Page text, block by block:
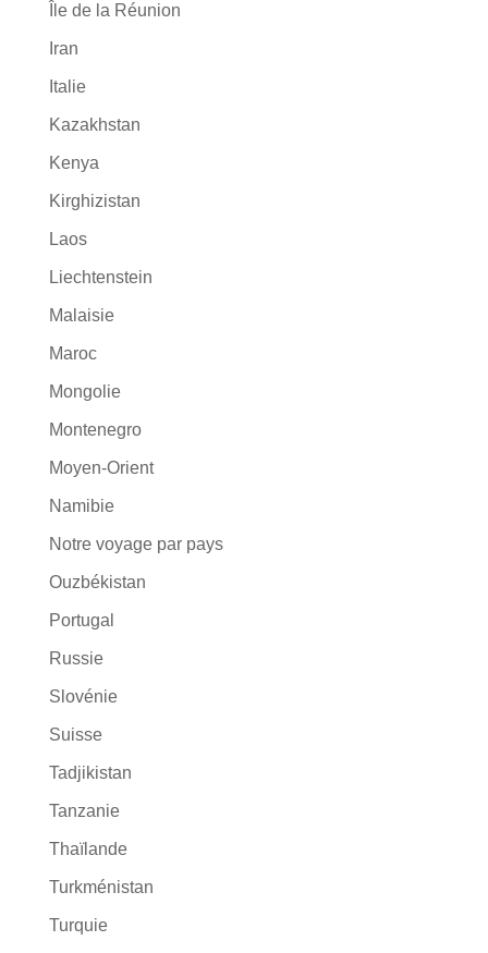
Île de la Réunion
Iran
Italie
Kazakhstan
Kenya
Kirghizistan
Laos
Liechtenstein
Malaisie
Maroc
Mongolie
Montenegro
Moyen-Orient
Namibie
Notre voyage par pays
Ouzbékistan
Portugal
Russie
Slovénie
Suisse
Tadjikistan
Tanzanie
Thaïlande
Turkménistan
Turquie